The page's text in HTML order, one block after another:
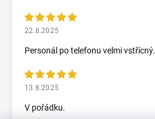
22.8.2025
Personál po telefonu velmi vstřícný.
13.8.2025
V pořádku.